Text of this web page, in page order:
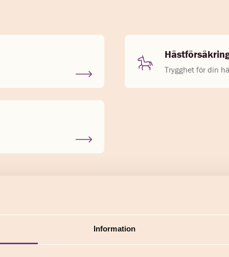
Information
Trygghet för din